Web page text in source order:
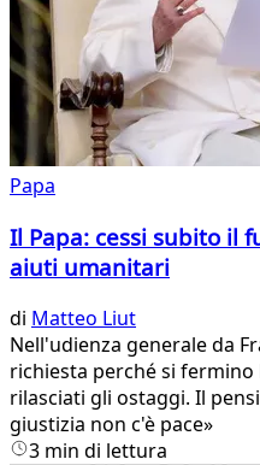
Papa
Il Papa: cessi subito il
aiuti umanitari
di Matteo Liut
Nell'udienza generale da
richiesta perché si fermino
rilasciati gli ostaggi. Il
giustizia non c'è pace»
3 min di lettura